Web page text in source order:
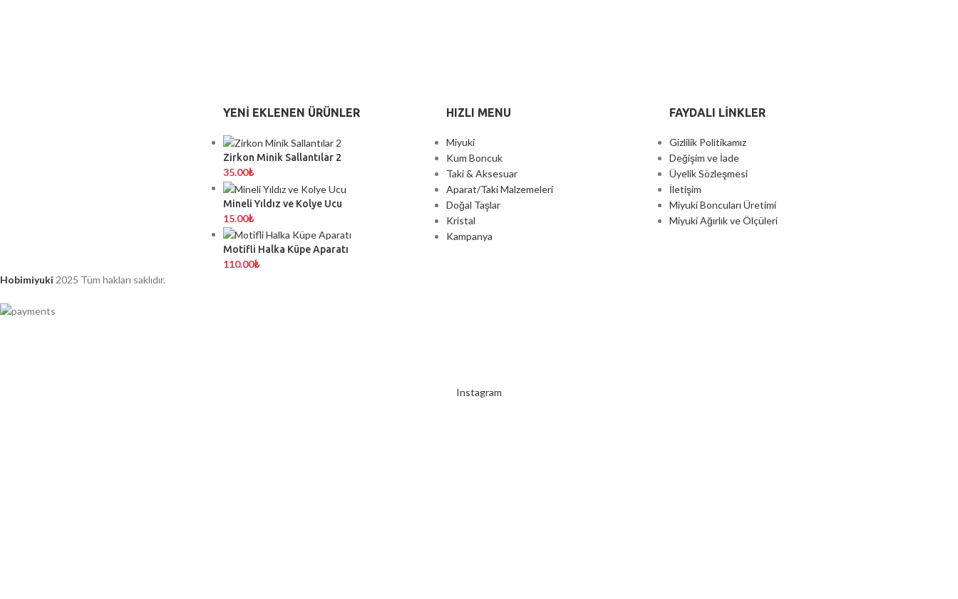
YENI EKLENEN ÜRÜNLER
Zirkon Minik Sallantılar 2
35.00₺
Mineli Yıldız ve Kolye Ucu
15.00₺
Motifli Halka Küpe Aparatı
110.00₺
HIZLI MENU
Miyuki
Kum Boncuk
Taki & Aksesuar
Aparat/Taki Malzemeleri
Doğal Taşlar
Kristal
Kampanya
FAYDALI LİNKLER
Gizlilik Politikamız
Değişim ve İade
Üyelik Sözleşmesi
İletişim
Miyuki Boncuları Üretimi
Miyuki Ağırlık ve Ölçüleri
Hobimiyuki 2025 Tüm hakları saklıdır.
Instagram